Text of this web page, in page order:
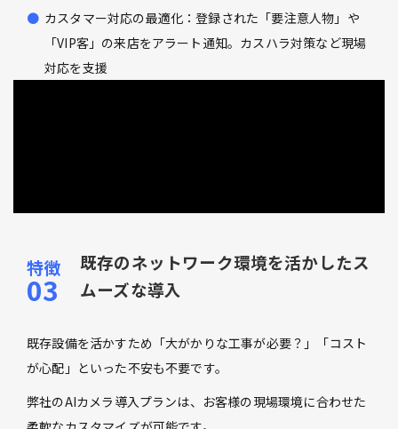
カスタマー対応の最適化：登録された「要注意人物」や
「VIP客」の来店をアラート通知。カスハラ対策など現場
対応を支援
既存のネットワーク環境を活かしたス
ムーズな導入
既存設備を活かすため「大がかりな工事が必要？」「コスト
が心配」といった不安も不要です。
弊社のAIカメラ導入プランは、お客様の現場環境に合わせた